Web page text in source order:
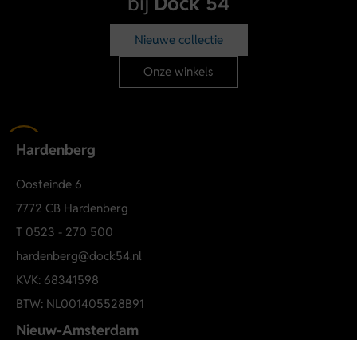
Voeg een frisse zomerse touch toe aan je outfit met deze
light blue stretch short van ONLY. Ideaal voor vakanties,
festivals of een relaxte dag in de zon.
Nieuwe collectie
Onze winkels
Hardenberg
Oosteinde 6
7772 CB Hardenberg
T 0523 - 270 500
hardenberg@dock54.nl
KVK: 68341598
BTW: NL001405528B91
Nieuw-Amsterdam